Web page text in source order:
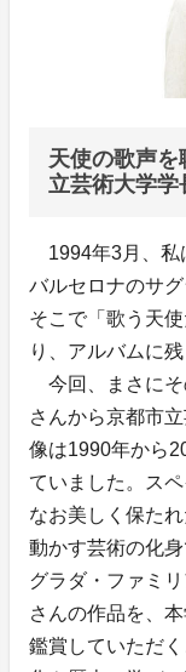
天使の歌声
立芸術大学学
1994年3月、私
バルセロナのサ
そこで「歌う天
り、アルバムに残
今回、まさにそ
さんから京都市
像は1990年から
ていました。ス
なお美しく保た
動かす芸術の化
グラダ・ファミ
さんの作品を、
鑑賞していただ